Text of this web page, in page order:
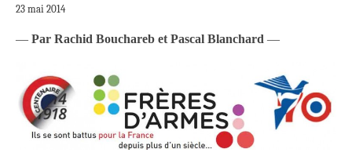
23 mai 2014
— Par Rachid Bouchareb et Pascal Blanchard —